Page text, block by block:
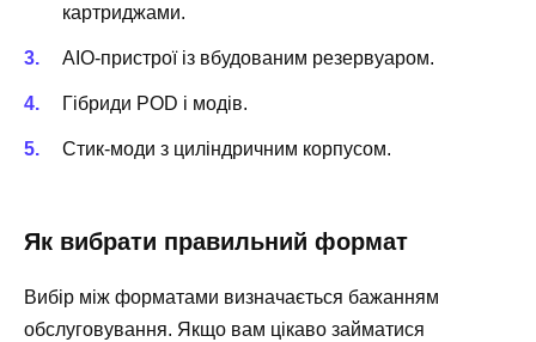
картриджами.
AIO-пристрої із вбудованим резервуаром.
Гібриди POD і модів.
Стик-моди з циліндричним корпусом.
Як вибрати правильний формат
Вибір між форматами визначається бажанням
обслуговування. Якщо вам цікаво займатися